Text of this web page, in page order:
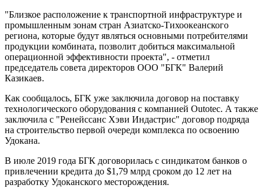
"Близкое расположение к транспортной инфраструктуре и
промышленным зонам стран Азиатско-Тихоокеанского
региона, которые будут являться основными потребителями
продукции комбината, позволит добиться максимальной
операционной эффективности проекта", - отметил
председатель совета директоров ООО "БГК" Валерий
Казикаев.
Как сообщалось, БГК уже заключила договор на поставку
технологического оборудования с компанией Outotec. А также
заключила с "Ренейссанс Хэви Индастрис" договор подряда
на строительство первой очереди комплекса по освоению
Удокана.
В июле 2019 года БГК договорилась с синдикатом банков о
привлечении кредита до $1,79 млрд сроком до 12 лет на
разработку Удоканского месторождения.